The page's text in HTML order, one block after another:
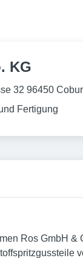
KG
32 96450
Fertigung
Ros GmbH &